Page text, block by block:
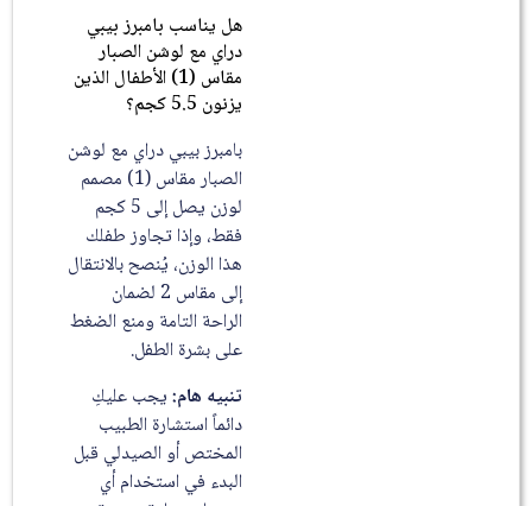
هل يناسب بامبرز بيبي
دراي مع لوشن الصبار
مقاس (1) الأطفال الذين
يزنون 5.5 كجم؟
بامبرز بيبي دراي مع لوشن
الصبار مقاس (1) مصمم
لوزن يصل إلى 5 كجم
فقط، وإذا تجاوز طفلك
هذا الوزن، يُنصح بالانتقال
إلى مقاس 2 لضمان
الراحة التامة ومنع الضغط
على بشرة الطفل.
تنبيه هام: يجب عليكِ
دائماً استشارة الطبيب
المختص أو الصيدلي قبل
البدء في استخدام أي